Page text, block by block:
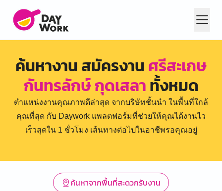
ค้นหางาน สมัครงานศรีสะเกษ
กันทรลักษ์ กุดเสลาทั้งหมด
ตำแหน่งงานคุณภาพดีล่าสุด จากบริษัทชั้นนำ ในพื้นที่ใกล้
คุณที่สุด กับ Daywork แพลตฟอร์มที่ช่วยให้คุณได้งานไว
เร็วสุดใน 1 ชั่วโมง เส้นทางต่อไปในอาชีพรอคุณอยู่
ค้นหาจากพื้นที่สะดวกรับงาน